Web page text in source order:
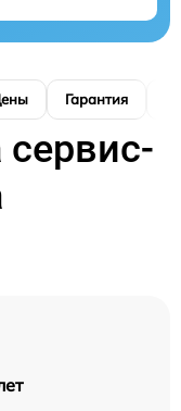
Гарантия